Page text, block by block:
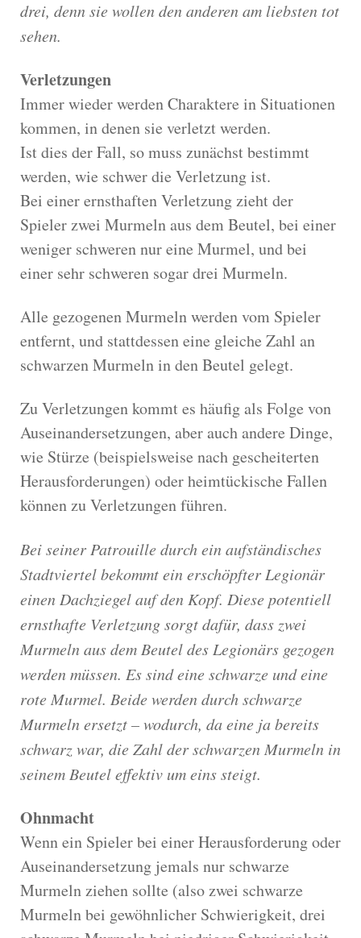
drei, denn sie wollen den anderen am liebsten tot
sehen.
Verletzungen
Immer wieder werden Charaktere in Situationen
kommen, in denen sie verletzt werden.
Ist dies der Fall, so muss zunächst bestimmt
werden, wie schwer die Verletzung ist.
Bei einer ernsthaften Verletzung zieht der
Spieler zwei Murmeln aus dem Beutel, bei einer
weniger schweren nur eine Murmel, und bei
einer sehr schweren sogar drei Murmeln.
Alle gezogenen Murmeln werden vom Spieler
entfernt, und stattdessen eine gleiche Zahl an
schwarzen Murmeln in den Beutel gelegt.
Zu Verletzungen kommt es häufig als Folge von
Auseinandersetzungen, aber auch andere Dinge,
wie Stürze (beispielsweise nach gescheiterten
Herausforderungen) oder heimtückische Fallen
können zu Verletzungen führen.
Bei seiner Patrouille durch ein aufständisches
Stadtviertel bekommt ein erschöpfter Legionär
einen Dachziegel auf den Kopf. Diese potentiell
ernsthafte Verletzung sorgt dafür, dass zwei
Murmeln aus dem Beutel des Legionärs gezogen
werden müssen. Es sind eine schwarze und eine
rote Murmel. Beide werden durch schwarze
Murmeln ersetzt – wodurch, da eine ja bereits
schwarz war, die Zahl der schwarzen Murmeln in
seinem Beutel effektiv um eins steigt.
Ohnmacht
Wenn ein Spieler bei einer Herausforderung oder
Auseinandersetzung jemals nur schwarze
Murmeln ziehen sollte (also zwei schwarze
Murmeln bei gewöhnlicher Schwierigkeit, drei